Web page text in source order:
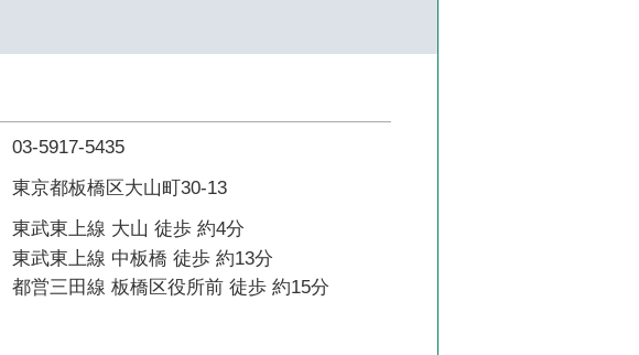
03-5917-5435
東京都板橋区大山町30-13
東武東上線 大山 徒歩 約4分
東武東上線 中板橋 徒歩 約13分
都営三田線 板橋区役所前 徒歩 約15分